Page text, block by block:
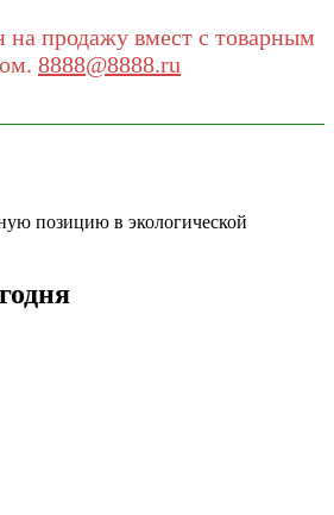
на продажу вмест с товарным
8888@8888.ru
позицию в экологической